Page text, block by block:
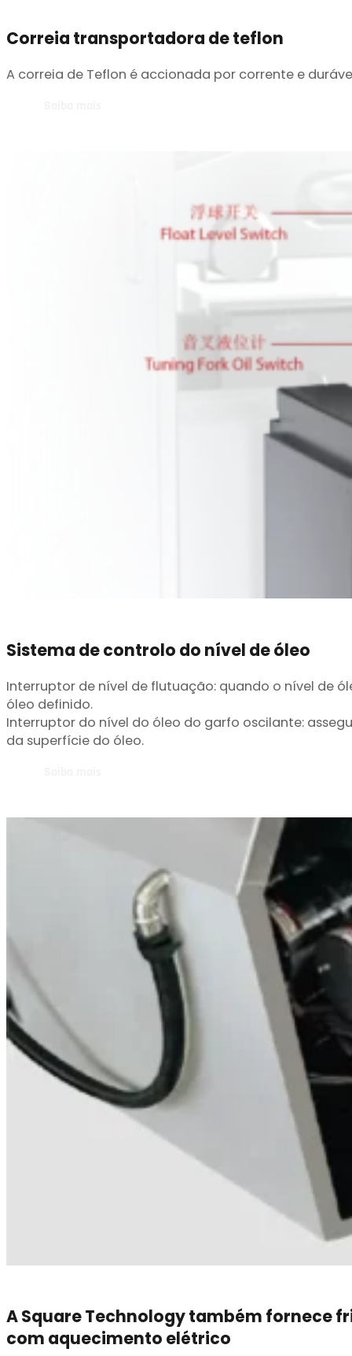
Correia transportadora de teflon
A correia de Teflon é accionada por corrente e
Sistema de controlo do nível de óleo
Interruptor de nível de flutuação: quando o nível de
óleo definido.
Interruptor do nível do óleo do garfo oscilante:
da superfície do óleo.
A Square Technology também fornece
com aquecimento elétrico